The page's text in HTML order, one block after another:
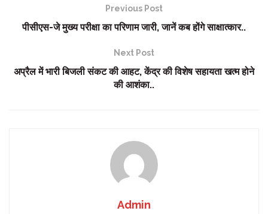
Previous Post
पीसीएस-जे मुख्य परीक्षा का परिणाम जारी, जानें कब होंगे साक्षात्कार..
Next Post
अप्रैल में भारी बिजली संकट की आहट, केंद्र की विशेष सहायता खत्म होने
की आशंका..
Admin